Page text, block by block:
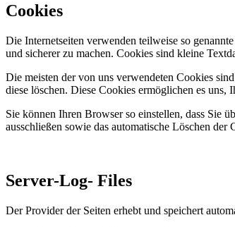
Cookies
Die Internetseiten verwenden teilweise so
und sicherer zu machen. Cookies sind kleine
Die meisten der von uns verwendeten Cookies
diese löschen. Diese Cookies ermöglichen es
Sie können Ihren Browser so einstellen, dass Sie
ausschließen sowie das automatische Löschen
Server-Log- Files
Der Provider der Seiten erhebt und speichert